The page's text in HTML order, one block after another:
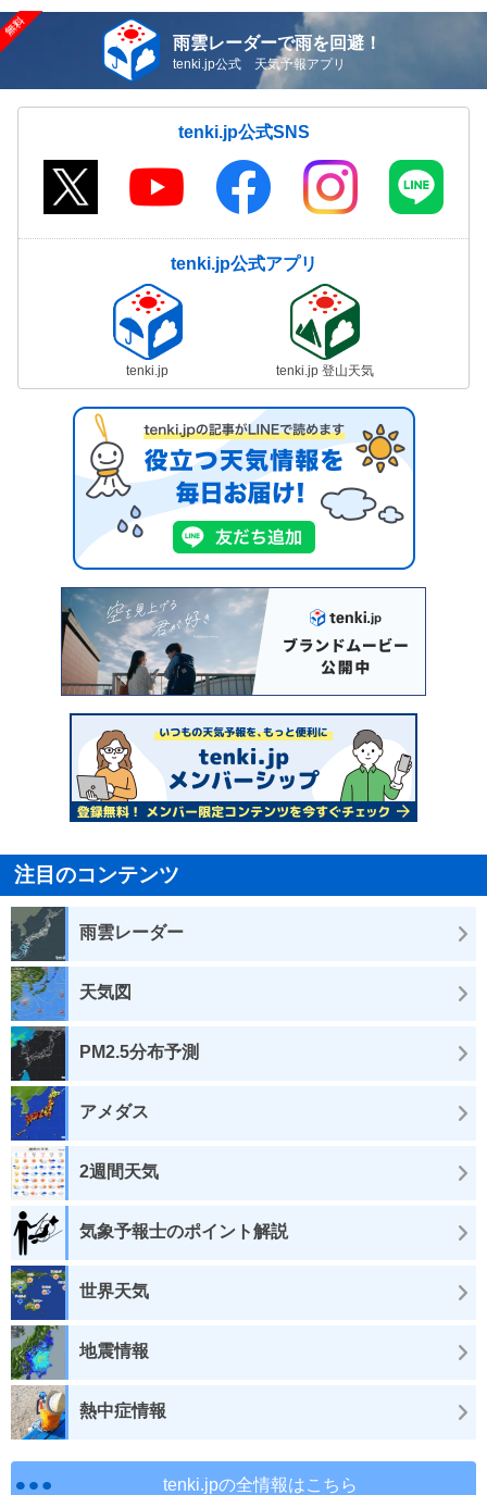
雨雲レーダーで雨を回避！
tenki.jp公式 天気予報アプリ
tenki.jp公式SNS
tenki.jp公式アプリ
tenki.jp tenki.jp 登山天気
注目のコンテンツ
雨雲レーダー
天気図
PM2.5分布予測
アメダス
2週間天気
気象予報士のポイント解説
世界天気
地震情報
熱中症情報
tenki.jpの全情報はこちら